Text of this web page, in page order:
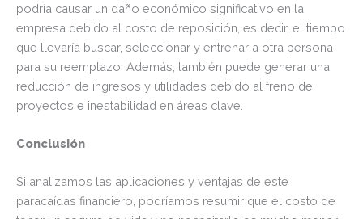
podría causar un daño económico significativo en la
empresa debido al costo de reposición, es decir, el tiempo
que llevaría buscar, seleccionar y entrenar a otra persona
para su reemplazo. Además, también puede generar una
reducción de ingresos y utilidades debido al freno de
proyectos e inestabilidad en áreas clave.
Conclusión
Si analizamos las aplicaciones y ventajas de este
paracaídas financiero, podríamos resumir que el costo de